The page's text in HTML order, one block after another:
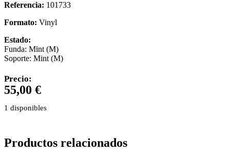
Referencia: 101733
Formato: Vinyl
Estado:
Funda: Mint (M)
Soporte: Mint (M)
Precio:
55,00 €
1 disponibles
Productos relacionados